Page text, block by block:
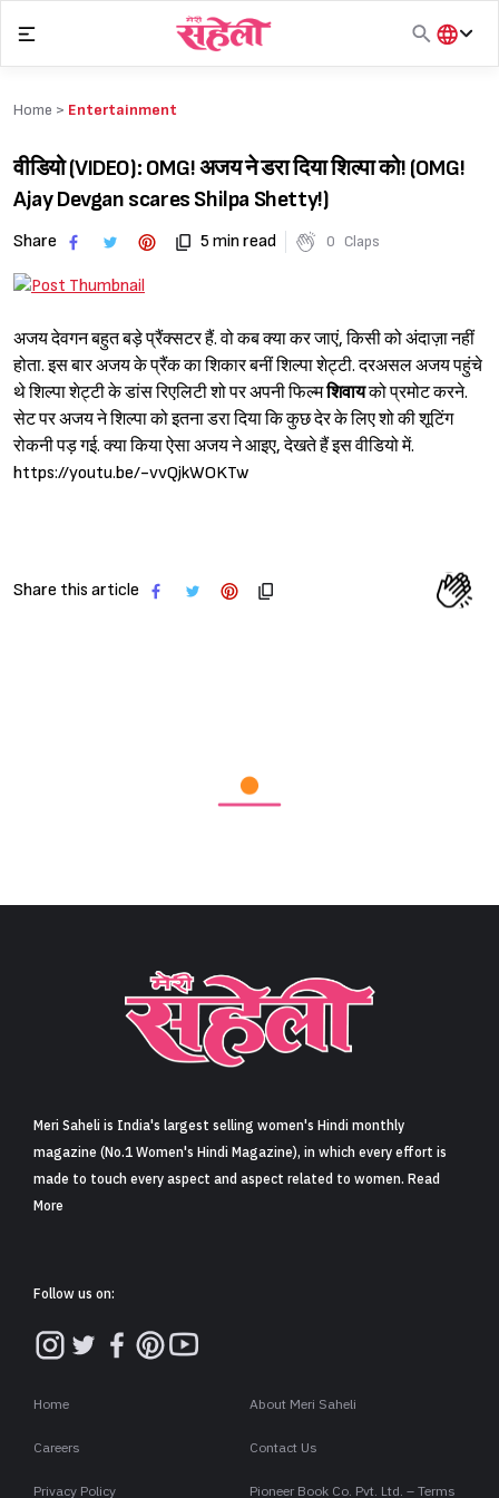
Sign in
content
हिंदी
Home > Entertainment
वीडियो (VIDEO): OMG! अजय ने डरा दिया शिल्पा को! (OMG!
Ajay Devgan scares Shilpa Shetty!)
Share 5 min read 0 Claps
अजय देवगन बहुत बड़े प्रैंक्सटर हैं. वो कब क्या कर जाएं, किसी को अंदाज़ा नहीं
होता. इस बार अजय के प्रैंक का शिकार बनीं शिल्पा शेट्टी. दरअसल अजय पहुंचे
थे शिल्पा शेट्टी के डांस रिएलिटी शो पर अपनी फिल्मशिवायको प्रमोट करने.
सेट पर अजय ने शिल्पा को इतना डरा दिया कि कुछ देर के लिए शो की शूटिंग
रोकनी पड़ गई. क्या किया ऐसा अजय ने आइए, देखते हैं इस वीडियो में.
https://youtu.be/-vvQjkWOKTw
Share this article
Meri Saheli is India's largest selling women's Hindi monthly
magazine (No.1 Women's Hindi Magazine), in which every effort is
made to touch every aspect and aspect related to women. Read
More
Follow us on:
Home About Meri Saheli
Careers Contact Us
Privacy Policy Pioneer Book Co. Pvt. Ltd. – Terms